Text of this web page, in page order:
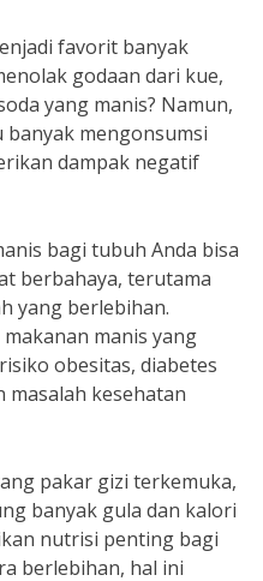
favorit banyak
godaan dari kue,
yang manis? Namun,
mengonsumsi
dampak negatif
bagi tubuh Anda bisa
berbahaya, terutama
yang berlebihan.
manis yang
obesitas, diabetes
masalah kesehatan
pakar gizi terkemuka,
banyak gula dan kalori
nutrisi penting bagi
berlebihan, hal ini